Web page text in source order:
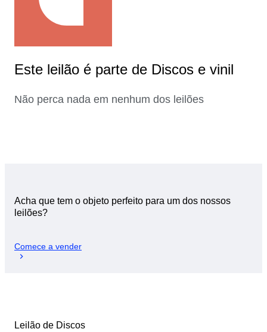
Este leilão é parte de Discos e vinil
Não perca nada em nenhum dos leilões
Acha que tem o objeto perfeito para um dos nossos
leilões?
Comece a vender
Leilão de Discos